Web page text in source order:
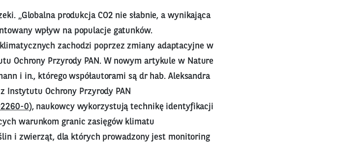
„Globalna produkcja CO2 nie słabnie, a wynikająca
wpływ na populacje gatunków.
zachodzi poprzez zmiany adaptacyjne w
Ochrony Przyrody PAN. W nowym artykule w Nature
i in., którego współautorami są dr hab. Aleksandra
Instytutu Ochrony Przyrody PAN
0), naukowcy wykorzystują technikę identyfikacji
warunkom granic zasięgów klimatu
i zwierząt, dla których prowadzony jest monitoring